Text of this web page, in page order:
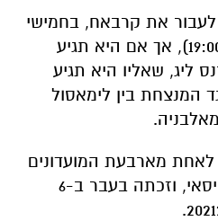
את קרבאח, בחמישי
הקרוב (משחק ראשון, 19:00), אך אם היא תגיע
ליג, שאליו היא תגיע
המנצחת בין לימאסול
מארבעת המועדונים
הגדולים בכדורגל הקפריסאי, וזכתה בעבר ב-6